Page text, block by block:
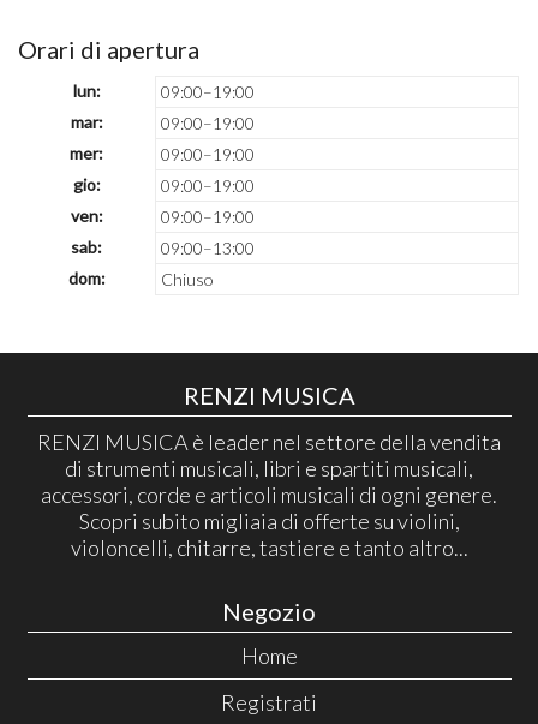
Orari di apertura
lun:
09:00–19:00
mar:
09:00–19:00
mer:
09:00–19:00
gio:
09:00–19:00
ven:
09:00–19:00
sab:
09:00–13:00
dom:
Chiuso
RENZI MUSICA
RENZI MUSICA è leader nel settore della vendita
di strumenti musicali, libri e spartiti musicali,
accessori, corde e articoli musicali di ogni genere.
Scopri subito migliaia di offerte su violini,
violoncelli, chitarre, tastiere e tanto altro...
Negozio
Home
Registrati